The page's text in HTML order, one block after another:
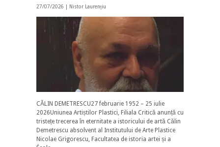
27/07/2026 | Nistor Laurențiu
CĂLIN DEMETRESCU27 februarie 1952 – 25 iulie
2026Uniunea Artiștilor Plastici, Filiala Critică anunță cu
tristețe trecerea în eternitate a istoricului de artă Călin
Demetrescu absolvent al Institutului de Arte Plastice
Nicolae Grigorescu, Facultatea de istoria artei și a